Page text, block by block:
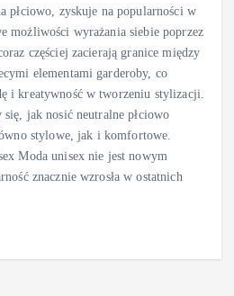
płciowo, zyskuje na popularności w
możliwości wyrażania siebie poprzez
częściej zacierają granice między
elementami garderoby, co
i kreatywność w tworzeniu stylizacji.
jak nosić neutralne płciowo
stylowe, jak i komfortowe.
Moda unisex nie jest nowym
znacznie wzrosła w ostatnich